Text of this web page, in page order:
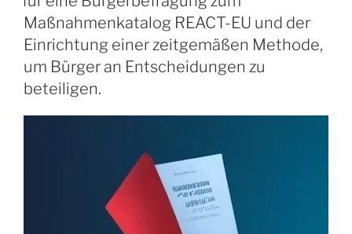
Maßnahmenkatalog REACT-EU und der
Einrichtung einer zeitgemäßen Methode,
um Bürger an Entscheidungen zu
beteiligen.